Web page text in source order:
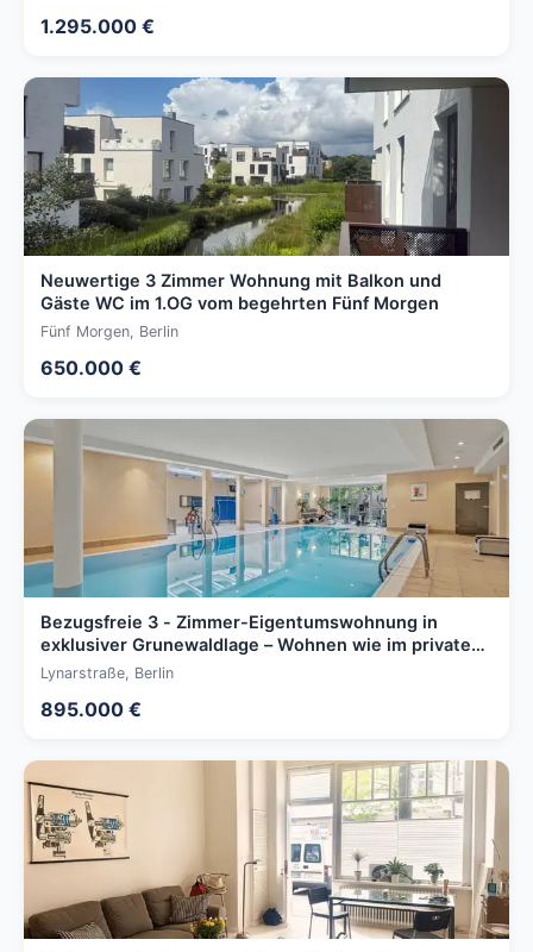
1.295.000 €
Neuwertige 3 Zimmer Wohnung mit Balkon und
Gäste WC im 1.OG vom begehrten Fünf Morgen
Fünf Morgen, Berlin
650.000 €
Bezugsfreie 3 - Zimmer-Eigentumswohnung in
exklusiver Grunewaldlage – Wohnen wie im privaten
Resort
Lynarstraße, Berlin
895.000 €